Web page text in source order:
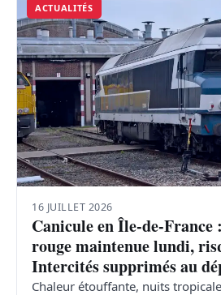
ACTUALITÉS
16 JUILLET 2026
Canicule en Île-de-France
rouge maintenue lundi,
Intercités supprimés au
Chaleur étouffante, nuits